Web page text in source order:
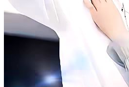
sampai menjodohkannya dengan
dijadikan sekretaris pribadi. Untuk
neneknya, Soni mengangkat Sandy
Berbagai kejadian lucu dan tak terduga
berdua. Perasaan keduanya pun
dengan perasaannya sendiri dan sulit
dia menyukai seorang pria. Terlebih
gadis yatim piatu yang memiliki "Ikan
dia.Namun, dia tidak tahu, "Ikan Emas
ternyata sudah ada di sisinya...